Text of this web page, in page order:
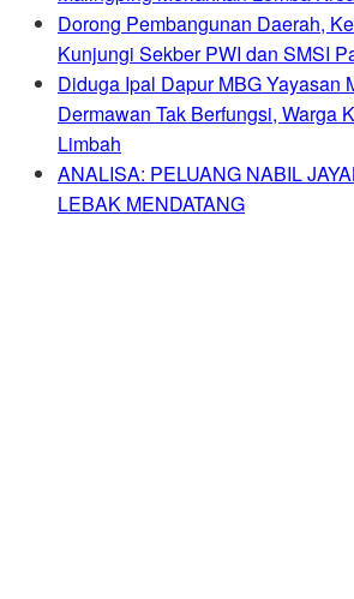
Dorong Pembangunan Daerah,
Kunjungi Sekber PWI dan SMSI
Diduga Ipal Dapur MBG Yayasan
Dermawan Tak Berfungsi, Warga
Limbah
ANALISA: PELUANG NABIL
LEBAK MENDATANG